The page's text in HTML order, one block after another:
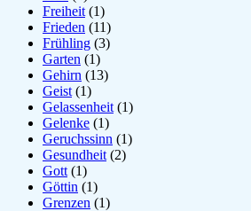
Freiheit (1)
Frieden (11)
Frühling (3)
Garten (1)
Gehirn (13)
Geist (1)
Gelassenheit (1)
Gelenke (1)
Geruchssinn (1)
Gesundheit (2)
Gott (1)
Göttin (1)
Grenzen (1)